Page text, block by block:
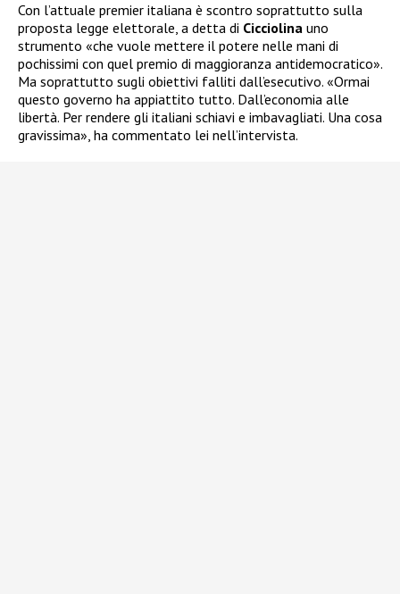
Con l’attuale premier italiana è scontro soprattutto sulla
proposta legge elettorale, a detta di Cicciolina uno
strumento «che vuole mettere il potere nelle mani di
pochissimi con quel premio di maggioranza antidemocratico».
Ma soprattutto sugli obiettivi falliti dall’esecutivo. «Ormai
questo governo ha appiattito tutto. Dall’economia alle
libertà. Per rendere gli italiani schiavi e imbavagliati. Una cosa
gravissima», ha commentato lei nell’intervista.